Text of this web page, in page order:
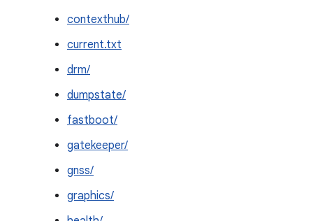
contexthub/
current.txt
drm/
dumpstate/
fastboot/
gatekeeper/
gnss/
graphics/